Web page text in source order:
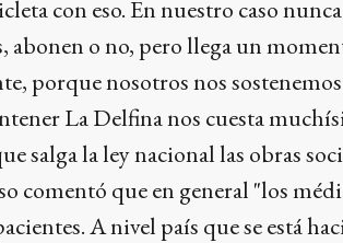
con eso. En nuestro caso
abonen o no, pero llega un
porque nosotros nos
La Delfina nos cuesta
salga la ley nacional las obras
comentó que en general "los
A nivel país que se está